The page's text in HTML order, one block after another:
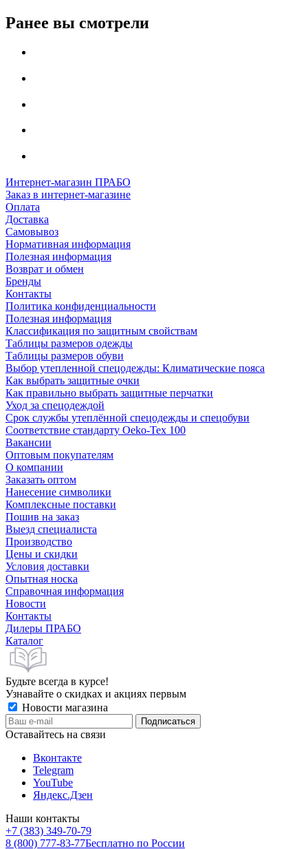
Ранее вы смотрели
Интернет-магазин ПРАБО
Заказ в интернет-магазине
Оплата
Доставка
Самовывоз
Нормативная информация
Полезная информация
Возврат и обмен
Бренды
Контакты
Политика конфиденциальности
Полезная информация
Классификация по защитным свойствам
Таблицы размеров одежды
Таблицы размеров обуви
Выбор утепленной спецодежды: Климатические пояса
Как выбрать защитные очки
Как правильно выбрать защитные перчатки
Уход за спецодеждой
Срок службы утеплённой спецодежды и спецобуви
Соответствие стандарту Oeko-Tex 100
Вакансии
Оптовым покупателям
О компании
Заказать оптом
Нанесение символики
Комплексные поставки
Пошив на заказ
Выезд специалиста
Производство
Цены и скидки
Условия доставки
Опытная носка
Справочная информация
Новости
Контакты
Дилеры ПРАБО
Каталог
Будьте всегда в курсе!
Узнавайте о скидках и акциях первым
Новости магазина
Оставайтесь на связи
Вконтакте
Telegram
YouTube
Яндекс.Дзен
Наши контакты
+7 (383) 349-70-79
8 (800) 777-83-77Бесплатно по России